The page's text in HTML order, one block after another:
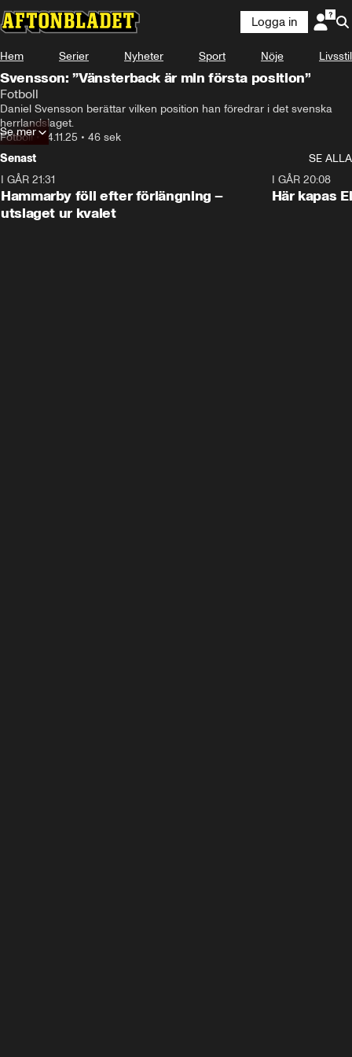
Logga in
Hem Serier Nyheter Sport Nöje Livsstil
Svensson: ”Vänsterback är min första position”
Fotboll
Daniel Svensson berättar vilken position han föredrar i det svenska
herrlandslaget.
Fotboll•14.11.25 • 46 sek
Se mer
Senast
SE ALLA
I GÅR 21:31
Hammarby föll efter förlängning –
utslaget ur kvalet
I GÅR 20:08
Här kapas